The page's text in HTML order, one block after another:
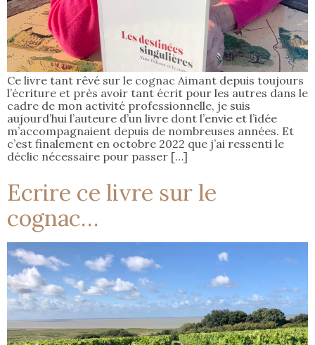
Ce livre tant rêvé sur le cognac Aimant depuis toujours
l’écriture et près avoir tant écrit pour les autres dans le
cadre de mon activité professionnelle, je suis
aujourd’hui l’auteure d’un livre dont l’envie et l’idée
m’accompagnaient depuis de nombreuses années. Et
c’est finalement en octobre 2022 que j’ai ressenti le
déclic nécessaire pour passer […]
Ecrire ce livre sur le
cognac…